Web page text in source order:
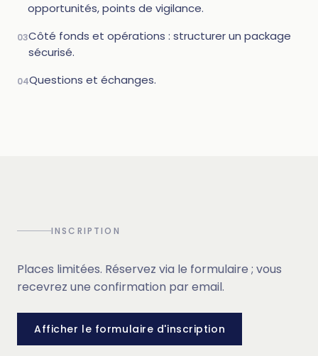
opportunités, points de vigilance.
03Côté fonds et opérations : structurer un package
sécurisé.
04Questions et échanges.
INSCRIPTION
Places limitées. Réservez via le formulaire ; vous
recevrez une confirmation par email.
Afficher le formulaire d'inscription